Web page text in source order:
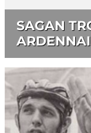
SAGAN